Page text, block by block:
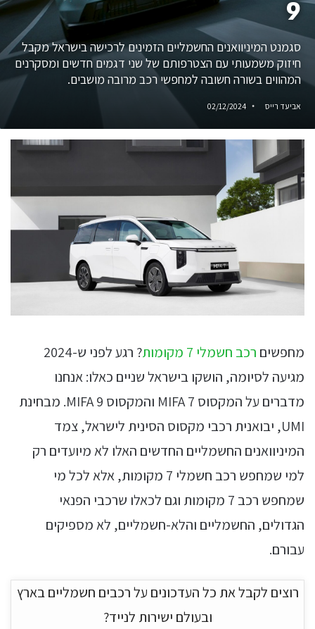
9
סגמנט המיניוואנים החשמליים הזמינים לרכישה בישראל מקבל
חיזוק משמעותי עם הצטרפותם של שני דגמים חדשים ומסקרנים
המהווים בשורה חשובה למחפשי רכב מרובה מושבים.
אביעד רייס 02/12/2024
מחפשים רכב חשמלי 7 מקומות
? רגע לפני ש-2024
מגיעה לסיומה, הושקו בישראל שניים כאלו: אנחנו
מדברים על המקסוס MIFA 7 והמקסוס MIFA 9. מבחינת
UMI, יבואנית רכבי מקסוס הסינית לישראל, צמד
המיניוואנים החשמליים החדשים האלו לא מיועדים רק
למי שמחפש רכב חשמלי 7 מקומות, אלא לכל מי
שמחפש רכב 7 מקומות וגם לכאלו שרכבי הפנאי
הגדולים, החשמליים והלא-חשמליים, לא מספיקים
עבורם.
רוצים לקבל את כל העדכונים על רכבים חשמליים בארץ
ובעולם ישירות לנייד?